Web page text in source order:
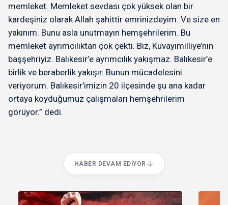
memleket. Memleket sevdası çok yüksek olan bir
kardeşiniz olarak Allah şahittir emrinizdeyim. Ve size en
yakınım. Bunu asla unutmayın hemşehrilerim. Bu
memleket ayrımcılıktan çok çekti. Biz, Kuvayımilliye’nin
başşehriyiz. Balıkesir’e ayrımcılık yakışmaz. Balıkesir’e
birlik ve beraberlik yakışır. Bunun mücadelesini
veriyorum. Balıkesir’imizin 20 ilçesinde şu ana kadar
ortaya koyduğumuz çalışmaları hemşehrilerim
görüyor.” dedi.
HABER DEVAM EDIYOR